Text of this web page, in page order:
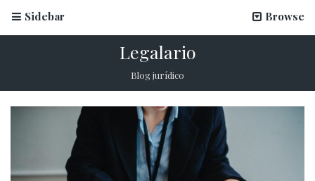
Sidebar Browse
Legalario
Blog jurídico